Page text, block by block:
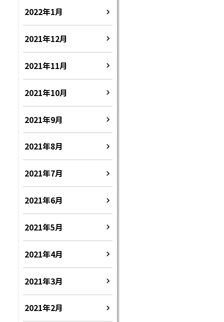
2022年1月
2021年12月
2021年11月
2021年10月
2021年9月
2021年8月
2021年7月
2021年6月
2021年5月
2021年4月
2021年3月
2021年2月